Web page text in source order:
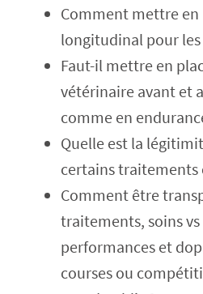
Comment mettre en
longitudinal pour
Faut-il mettre en
vétérinaire avant et
comme en
Quelle est la
certains traitements
Comment être
traitements, soins
performances et
courses ou